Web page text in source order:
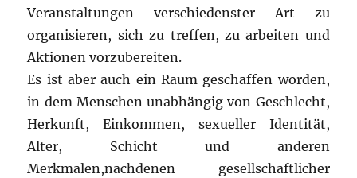
Veranstaltungen verschiedenster Art zu
organisieren, sich zu treffen, zu arbeiten und
Aktionen vorzubereiten.
Es ist aber auch ein Raum geschaffen worden,
in dem Menschen unabhängig von Geschlecht,
Herkunft, Einkommen, sexueller Identität,
Alter, Schicht und anderen
Merkmalen,nachdenen gesellschaftlicher